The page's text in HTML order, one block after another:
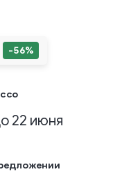
-56%
22 июня